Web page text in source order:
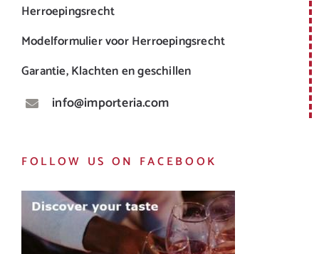
Herroepingsrecht
Modelformulier voor Herroepingsrecht
Garantie, Klachten en geschillen
info@importeria.com
FOLLOW US ON FACEBOOK